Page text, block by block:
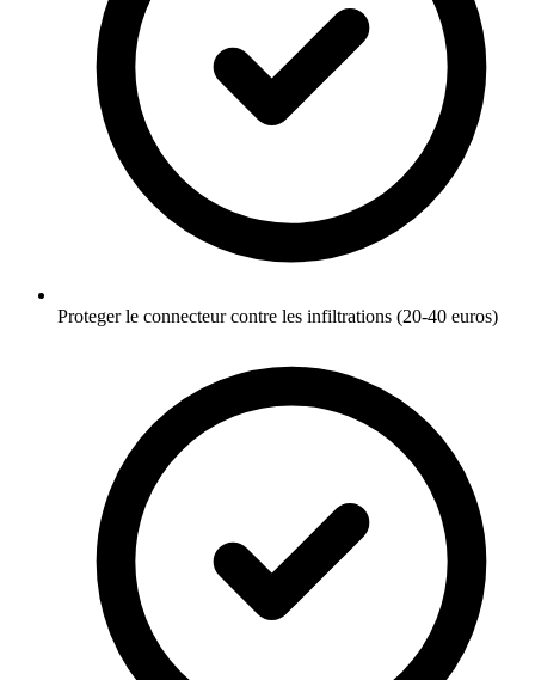
Proteger le connecteur contre les infiltrations (20-40 euros)